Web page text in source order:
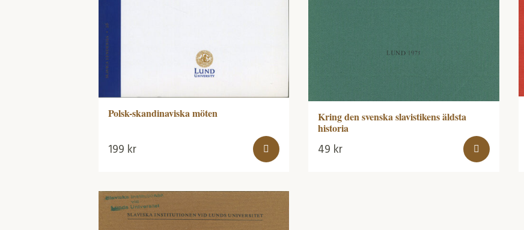
Polsk-skandinaviska möten
199 kr
Kring den svenska slavistikens äldsta
historia
49 kr